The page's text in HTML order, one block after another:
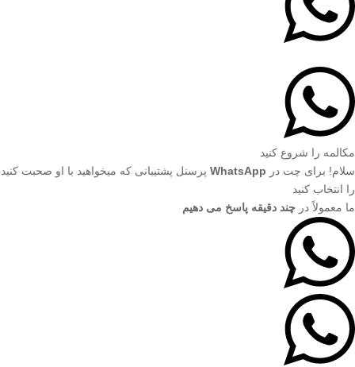
مکالمه را شروع کنید
سلام! برای چت در WhatsApp پرسنل پشتیبانی که میخواهید با او صحبت کنید
را انتخاب کنید
ما معمولاً در چند دقیقه پاسخ می دهیم